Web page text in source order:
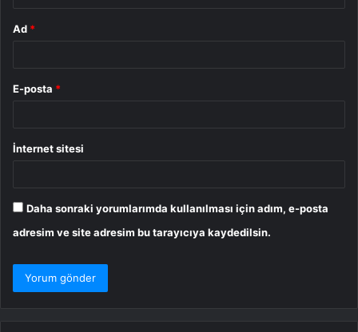
Ad *
E-posta *
İnternet sitesi
Daha sonraki yorumlarımda kullanılması için adım, e-posta
adresim ve site adresim bu tarayıcıya kaydedilsin.